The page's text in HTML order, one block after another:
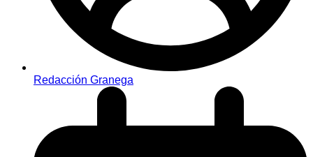
Redacción Granega